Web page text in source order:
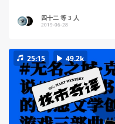
四十二 等 3 人
2019-06-28
25:15 49.2k